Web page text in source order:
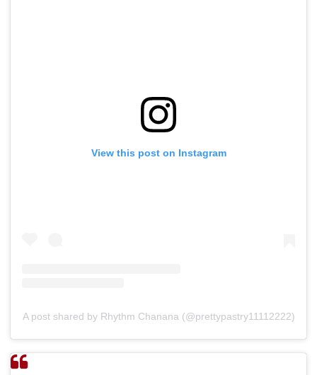
View this post on Instagram
A post shared by Rhythm Chanana (@prettypastry11112222)